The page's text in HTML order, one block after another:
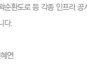
순환도로 등 각종 인프라
다.
연